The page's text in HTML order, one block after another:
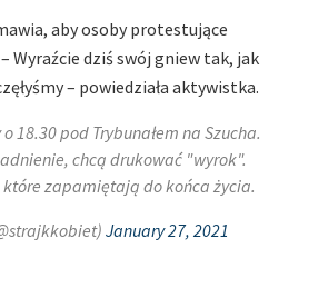
aby osoby protestujące
Wyraźcie dziś swój gniew tak, jak
– powiedziała aktywistka.
18.30 pod Trybunałem na Szucha.
chcą drukować "wyrok".
które zapamiętają do końca życia.
January 27, 2021